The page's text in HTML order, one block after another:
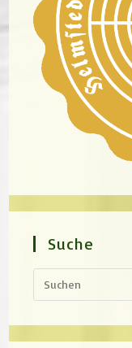
Suche